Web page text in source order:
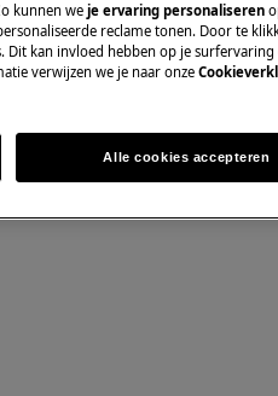
Vind originele
onze webshop
Koop
kunnen we je ervaring personaliseren
reclame tonen. Door te
Dit kan invloed hebben op je
verwijzen we je naar onze
Alle cookies accepteren